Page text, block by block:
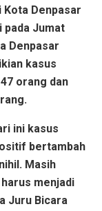
Denpasar
pada Jumat
Denpasar
kasus
orang dan
ini kasus
bertambah
Masih
menjadi
Juru Bicara